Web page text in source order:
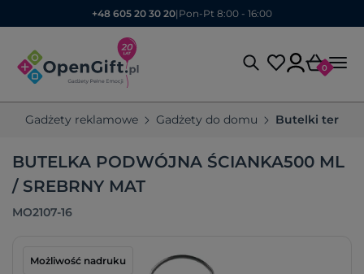
+48 605 20 30 20| Pon-Pt 8:00 - 16:00
0
Gadżety reklamowe Gadżety do domu Butelki
BUTELKA PODWÓJNA ŚCIANKA500 ML
/ SREBRNY MAT
MO2107-16
Możliwość nadruku